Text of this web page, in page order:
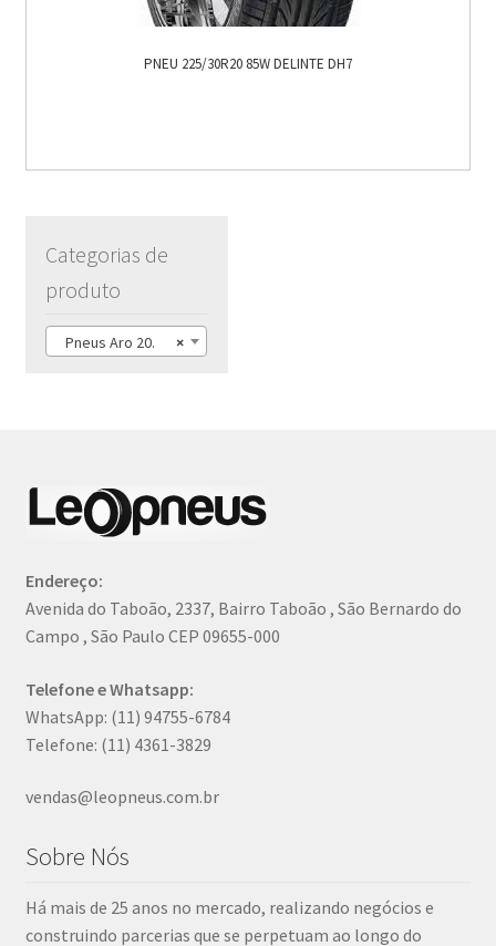
PNEU 225/30R20 85W DELINTE DH7
Categorias de
produto
×
Pneus Aro 20.
Endereço:
Avenida do Taboão, 2337, Bairro Taboão , São Bernardo do
Campo , São Paulo CEP 09655-000
Telefone e Whatsapp:
WhatsApp: (11) 94755-6784
Telefone: (11) 4361-3829
vendas@leopneus.com.br
Sobre Nós
Há mais de 25 anos no mercado, realizando negócios e
construindo parcerias que se perpetuam ao longo do